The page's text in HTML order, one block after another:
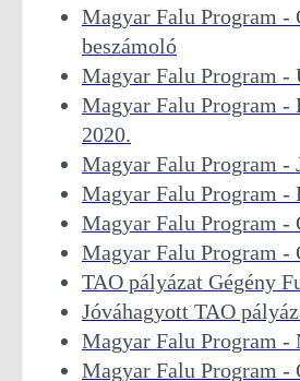
Magyar Falu Program -
beszámoló
Magyar Falu Program -
Magyar Falu Program -
2020.
Magyar Falu Program -
Magyar Falu Program -
Magyar Falu Program -
Magyar Falu Program -
TAO pályázat Gégény
Jóváhagyott TAO
Magyar Falu Program
Magyar Falu Program -